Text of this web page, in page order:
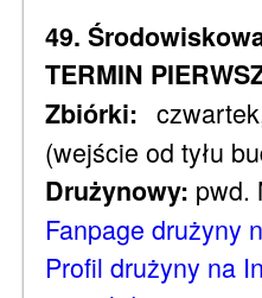
49.
TERMIN
Zbiórki:
(wejście od tyłu
Drużynowy: pwd.
Fanpage drużyny
Profil drużyny na